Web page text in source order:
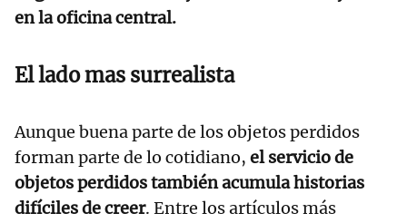
en la oficina central.
El lado mas surrealista
Aunque buena parte de los objetos perdidos
forman parte de lo cotidiano, el servicio de
objetos perdidos también acumula historias
difíciles de creer. Entre los artículos más